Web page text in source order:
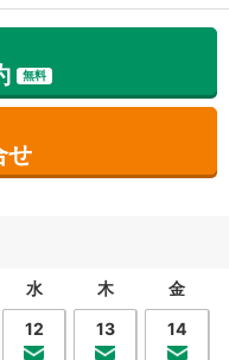
無料
せ
水 木
金
12 13 14